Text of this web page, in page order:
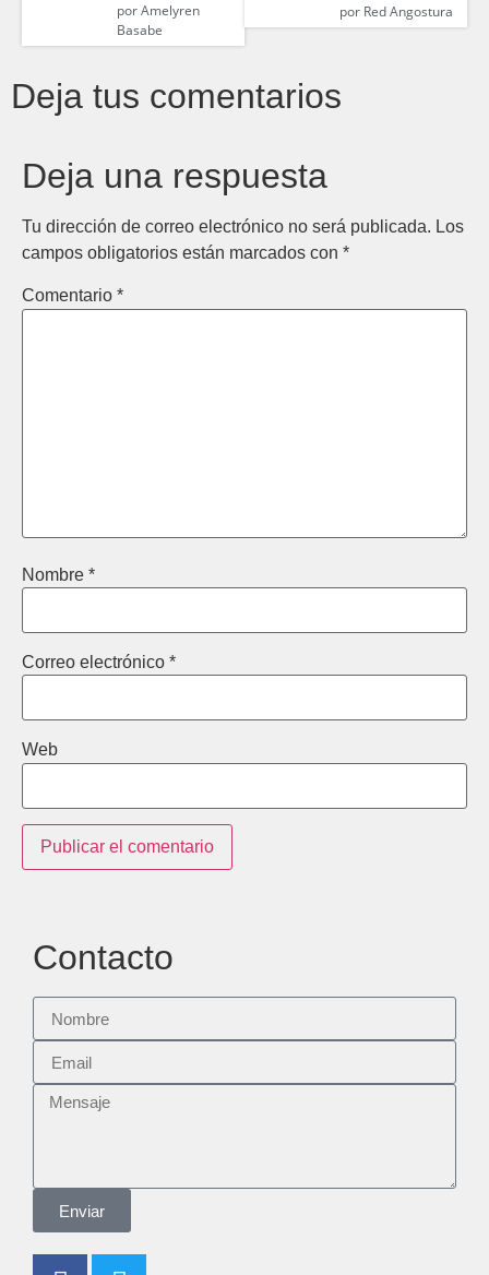
porAmelyren
Basabe
porRed Angostura
Deja tus comentarios
Deja una respuesta
Tu dirección de correo electrónico no será publicada. Los
campos obligatorios están marcados con *
Comentario *
Nombre *
Correo electrónico *
Web
Contacto
Enviar